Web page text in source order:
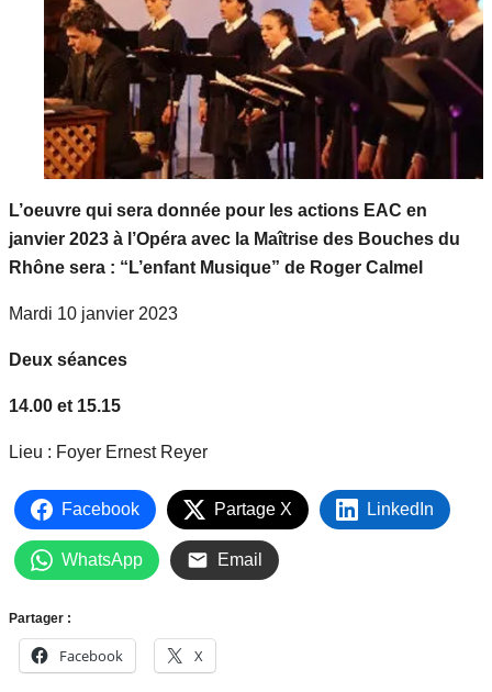
L’oeuvre qui sera donnée pour les actions EAC en
janvier 2023 à l’Opéra avec la Maîtrise des Bouches du
Rhône sera : “L’enfant Musique” de Roger Calmel
Mardi 10 janvier 2023
Deux séances
14.00 et 15.15
Lieu : Foyer Ernest Reyer
Facebook Partage X LinkedIn
WhatsApp Email
Partager :
Facebook X